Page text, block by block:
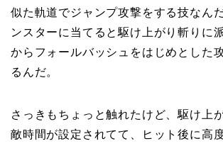
似た軌道でジャンプ攻撃をする技なん
ンスターに当てると駆け上がり斬りに
からフォールバッシュをはじめとした
るんだ。
さっきもちょっと触れたけど、駆け上
敵時間が設定されてて、ヒット後に高